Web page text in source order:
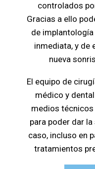
controlados
Gracias a ello
de
inmediata, y de
nueva
El equipo de
médico y
medios
para poder dar
caso, incluso en
tratamientos